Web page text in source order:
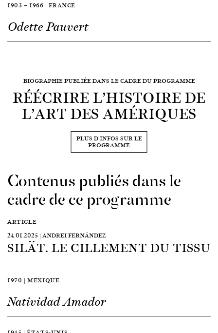
1903 — 1966 | FRANCE
Odette Pauvert
BIOGRAPHIE PUBLIÉE DANS LE CADRE DU PROGRAMME
RÉÉCRIRE L’HISTOIRE DE
L’ART DES AMÉRIQUES
PLUS D'INFOS SUR LE
PROGRAMME
Contenus publiés dans le
cadre de ce programme
ARTICLE
24.01.2025 | ANDREI FERNÁNDEZ
SILÄT. LE CILLEMENT DU TISSU
1970 | MEXIQUE
Natividad Amador